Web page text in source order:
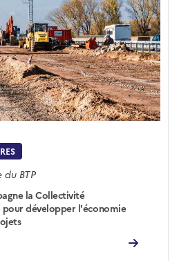
BTP
la Collectivité
pour développer l'économie